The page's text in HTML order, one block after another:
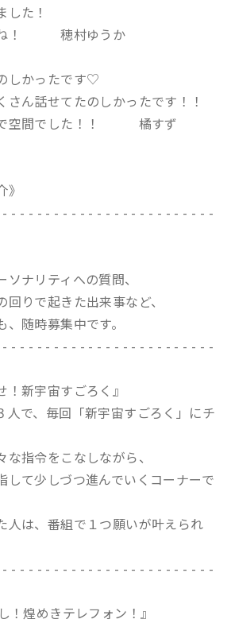
した！
ね！ 穂村ゆうか
しかったです♡
さん話せてたのしかったです！！
で空間でした！！ 橘すず
》
- - - - - - - - - - - - - - - - - - - - - - - -
ナリティへの質問、
りで起きた出来事など、
随時募集中です。
- - - - - - - - - - - - - - - - - - - - - - - -
新宇宙すごろく』
人で、毎回「新宇宙すごろく」にチ
指令をこなしながら、
して少しづつ進んでいくコーナーで
人は、番組で１つ願いが叶えられ
- - - - - - - - - - - - - - - - - - - - - - - -
煌めきテレフォン！』